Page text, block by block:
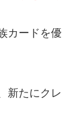
カードを優
新たにクレ